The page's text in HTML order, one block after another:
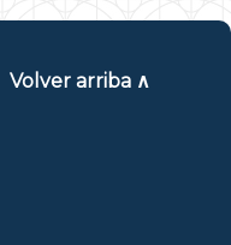
Volver arriba ∧